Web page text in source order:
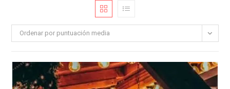
Ordenar por puntuación media